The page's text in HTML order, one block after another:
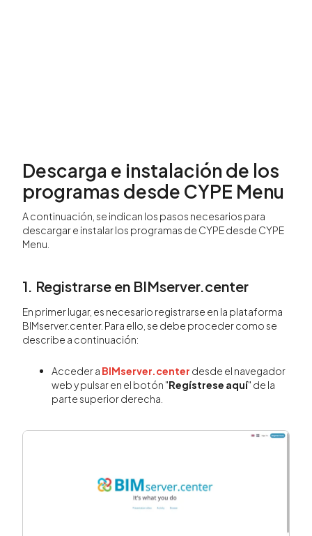
Descarga e instalación de los
programas desde CYPE Menu
A continuación, se indican los pasos necesarios para
descargar e instalar los programas de CYPE desde CYPE
Menu.
1. Registrarse en BIMserver.center
En primer lugar, es necesario registrarse en la plataforma
BIMserver.center. Para ello, se debe proceder como se
describe a continuación:
Acceder a BIMserver.center desde el navegador
web y pulsar en el botón "Regístrese aquí" de la
parte superior derecha.